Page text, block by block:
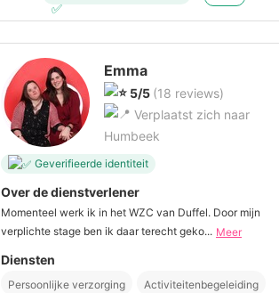
Emma
5/5 (18 reviews)
Verplaatst zich naar
Humbeek
Geverifieerde identiteit
Over de dienstverlener
Momenteel werk ik in het WZC van Duffel. Door mijn
verplichte stage ben ik daar terecht geko... Meer
Diensten
Persoonlijke verzorging Activiteitenbegeleiding